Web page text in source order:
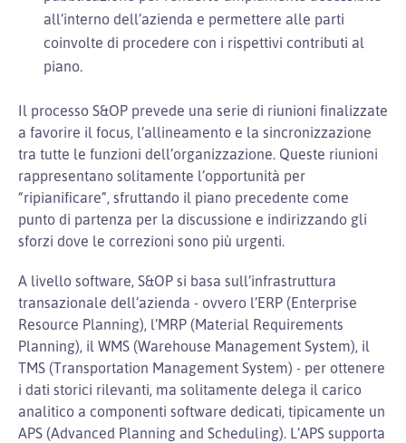
all’interno dell’azienda e permettere alle parti
coinvolte di procedere con i rispettivi contributi al
piano.
Il processo S&OP prevede una serie di riunioni finalizzate
a favorire il focus, l’allineamento e la sincronizzazione
tra tutte le funzioni dell’organizzazione. Queste riunioni
rappresentano solitamente l’opportunità per
“ripianificare”, sfruttando il piano precedente come
punto di partenza per la discussione e indirizzando gli
sforzi dove le correzioni sono più urgenti.
A livello software, S&OP si basa sull’infrastruttura
transazionale dell’azienda - ovvero l’ERP (Enterprise
Resource Planning), l’MRP (Material Requirements
Planning), il WMS (Warehouse Management System), il
TMS (Transportation Management System) - per ottenere
i dati storici rilevanti, ma solitamente delega il carico
analitico a componenti software dedicati, tipicamente un
APS (Advanced Planning and Scheduling). L’APS supporta